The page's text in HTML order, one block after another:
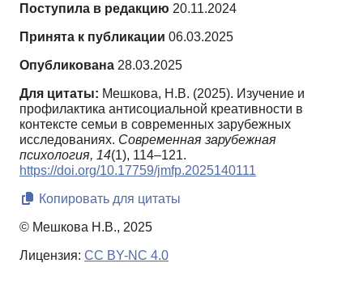
Поступила в редакцию 20.11.2024
Принята к публикации 06.03.2025
Опубликована 28.03.2025
Для цитаты: Мешкова, Н.В. (2025). Изучение и
профилактика антисоциальной креативности в
контексте семьи в современных зарубежных
исследованиях. Современная зарубежная
психология, 14(1), 114–121.
https://doi.org/10.17759/jmfp.2025140111
Копировать для цитаты
© Мешкова Н.В., 2025
Лицензия: CC BY-NC 4.0